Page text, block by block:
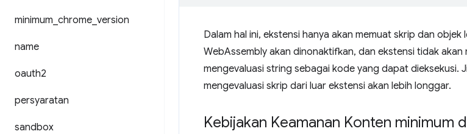
minimum chrome version
name
oauth2
persyaratan
sandbox
Dalam hal ini, ekstensi hanya akan memuat skrip dan
WebAssembly akan dinonaktifkan, dan ekstensi tidak
mengevaluasi string sebagai kode yang dapat dieksekusi.
mengevaluasi skrip dari luar ekstensi akan lebih longgar.
Kebijakan Keamanan Konten minimum